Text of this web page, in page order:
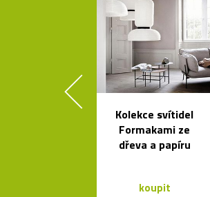
Kolekce svítidel
Formakami ze
dřeva a papíru
koupit